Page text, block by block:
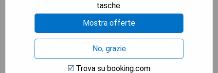
Shores of Panama Resort
tasche.
Mostra offerte
No, grazie
Trova su booking.com